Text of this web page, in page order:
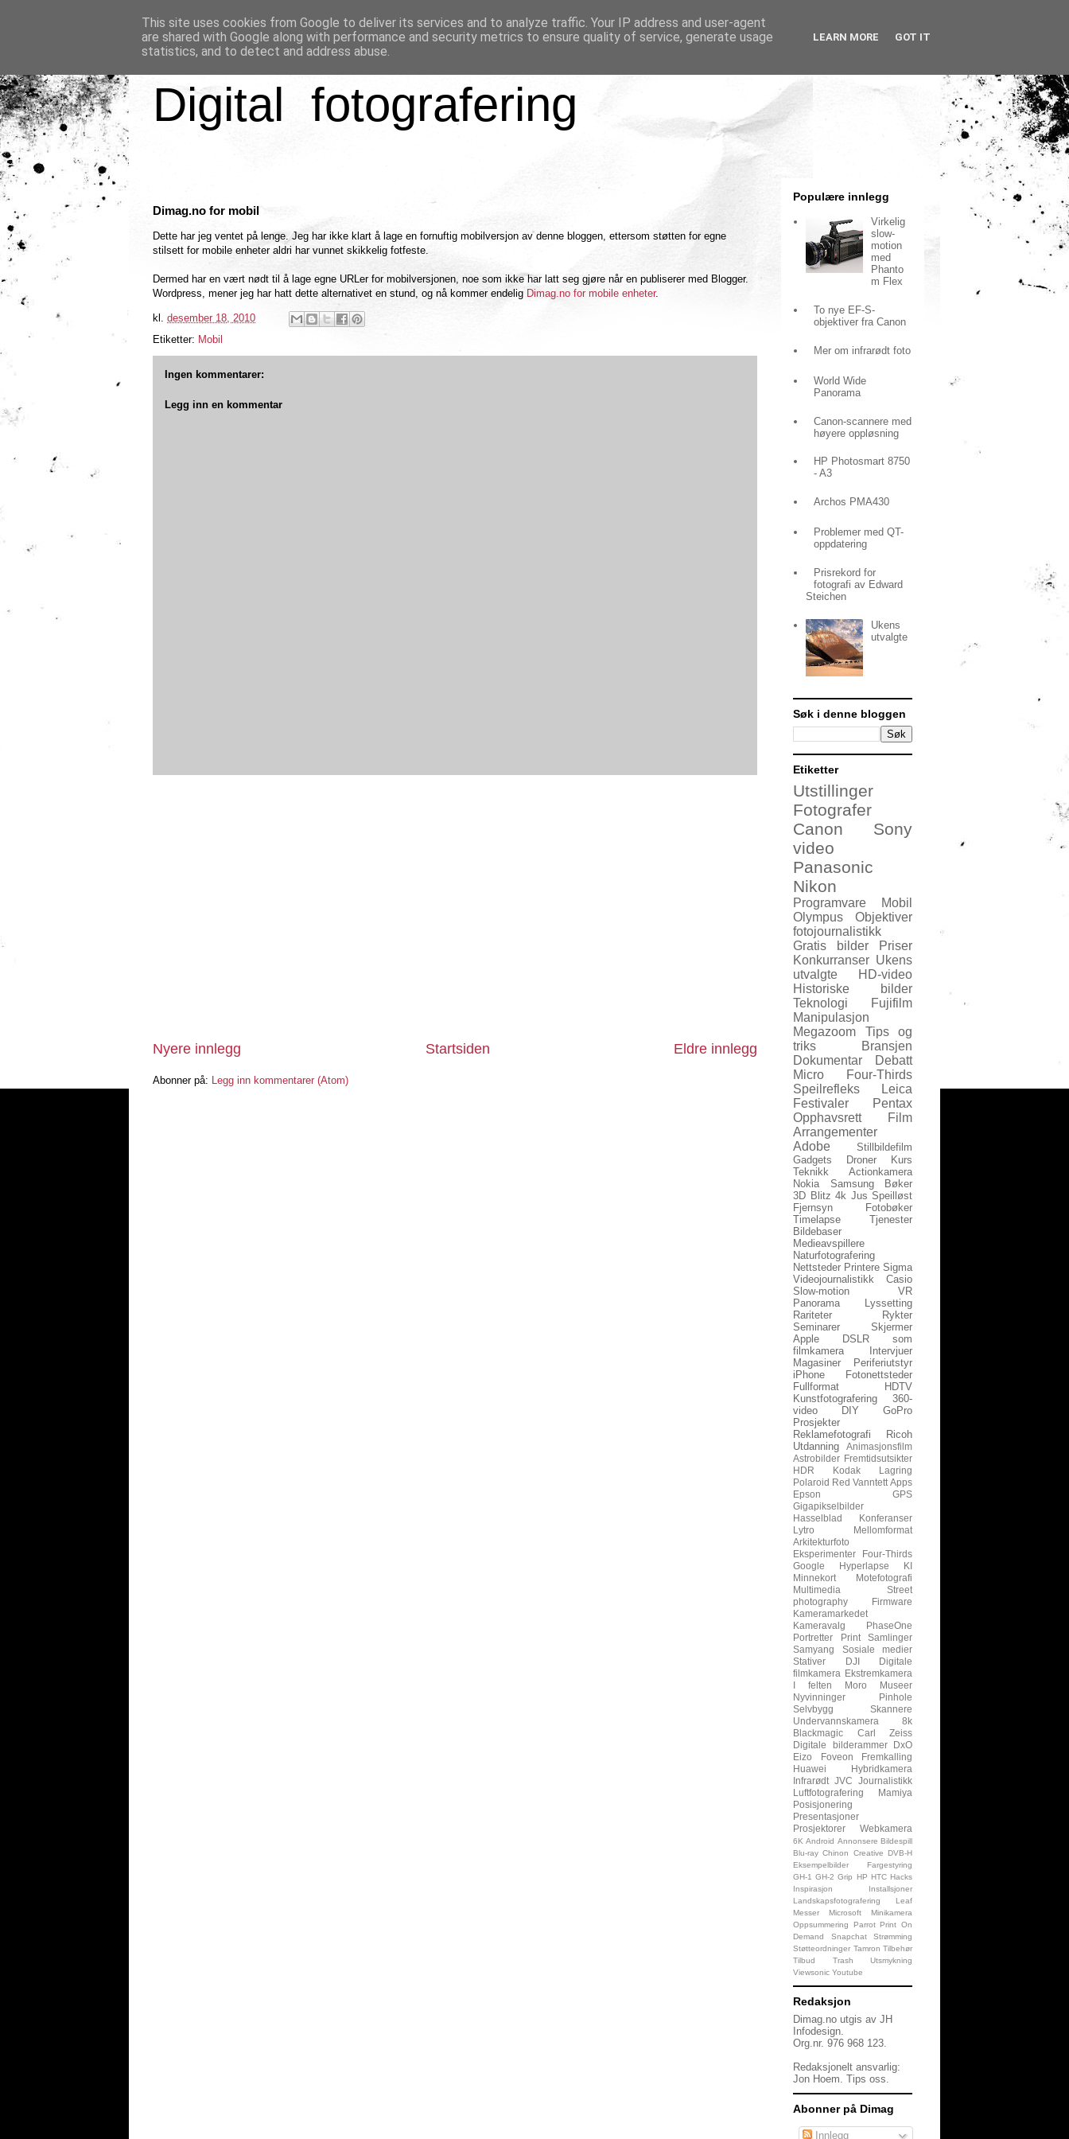
Digital fotografering
Dimag.no for mobil
Dette har jeg ventet på lenge. Jeg har ikke klart å lage en fornuftig mobilversjon av denne bloggen, ettersom støtten for egne
stilsett for mobile enheter aldri har vunnet skikkelig fotfeste.
Dermed har en vært nødt til å lage egne URLer for mobilversjonen, noe som ikke har latt seg gjøre når en publiserer med Blogger.
Wordpress, mener jeg har hatt dette alternativet en stund, og nå kommer endelig Dimag.no for mobile enheter.
kl. desember 18, 2010
Etiketter: Mobil
Ingen kommentarer:
Legg inn en kommentar
Nyere innlegg Eldre innlegg
Startsiden
Abonner på: Legg inn kommentarer (Atom)
Populære innlegg
Virkelig
slow-
motion
med
Phanto
m Flex
To nye EF-S-
objektiver fra Canon
Mer om infrarødt foto
World Wide
Panorama
Canon-scannere med
høyere oppløsning
HP Photosmart 8750
- A3
Archos PMA430
Problemer med QT-
oppdatering
Prisrekord for
fotografi av Edward
Steichen
Ukens
utvalgte
Søk i denne bloggen
Etiketter
Utstillinger
Fotografer
Canon
Sony
video
Panasonic
Nikon
Programvare
Mobil
Olympus
Objektiver
fotojournalistikk
Gratis bilder
Priser
Konkurranser Ukens
utvalgte
HD-video
Historiske bilder
Teknologi
Fujifilm
Manipulasjon
Megazoom
Tips og
triks
Bransjen
Dokumentar
Debatt
Micro Four-Thirds
Speilrefleks
Leica
Festivaler
Pentax
Opphavsrett
Film
Arrangementer
Adobe
Stillbildefilm
Gadgets
Droner
Kurs
Teknikk
Actionkamera
Nokia
Samsung
Bøker
3D Blitz 4k Jus Speilløst
Fjernsyn
Fotobøker
Timelapse
Tjenester
Bildebaser
Medieavspillere
Naturfotografering
Nettsteder Printere Sigma
Videojournalistikk
Casio
Slow-motion
VR
Panorama
Lyssetting
Rariteter
Rykter
Seminarer
Skjermer
Apple
DSLR som
filmkamera
Intervjuer
Magasiner
Periferiutstyr
iPhone
Fotonettsteder
Fullformat
HDTV
Kunstfotografering
360-
video
DIY
GoPro
Prosjekter
Reklamefotografi
Ricoh
Utdanning
Animasjonsfilm
Astrobilder Fremtidsutsikter
HDR
Kodak
Lagring
Polaroid Red Vanntett Apps
Epson
GPS
Gigapikselbilder
Hasselblad
Konferanser
Lytro
Mellomformat
Arkitekturfoto
Eksperimenter
Four-Thirds
Google
Hyperlapse
KI
Minnekort
Motefotografi
Multimedia
Street
photography
Firmware
Kameramarkedet
Kameravalg
PhaseOne
Portretter
Print
Samlinger
Samyang
Sosiale medier
Stativer
DJI
Digitale
filmkamera Ekstremkamera
I felten
Moro
Museer
Nyvinninger
Pinhole
Selvbygg
Skannere
Undervannskamera
8k
Blackmagic
Carl Zeiss
Digitale bilderammer
DxO
Eizo
Foveon
Fremkalling
Huawei
Hybridkamera
Infrarødt JVC
Journalistikk
Luftfotografering
Mamiya
Posisjonering
Presentasjoner
Prosjektorer
Webkamera
6K Android Annonsere Bildespill
Blu-ray Chinon Creative
DVB-H
Eksempelbilder
Fargestyring
GH-1 GH-2 Grip HP HTC Hacks
Inspirasjon
Installsjoner
Landskapsfotografering
Leaf
Messer
Microsoft
Minikamera
Oppsummering
Parrot Print On
Demand
Snapchat
Strømming
Støtteordninger Tamron Tilbehør
Tilbud
Trash
Utsmykning
Viewsonic Youtube
Redaksjon
Dimag.no utgis av JH
Infodesign.
Org.nr. 976 968 123.
Redaksjonelt ansvarlig:
Jon Hoem. Tips oss.
Abonner på Dimag
Innlegg
This site uses cookies from Google to deliver its services and to analyze traffic. Your IP address and user-agent
are shared with Google along with performance and security metrics to ensure quality of service, generate usage
statistics, and to detect and address abuse.
LEARN MORE GOT IT